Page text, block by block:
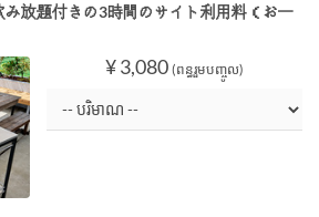
放題付きの3時間のサイト利用料（お一
¥ 3,080 (ពន្ធរួមបញ្ចូល)